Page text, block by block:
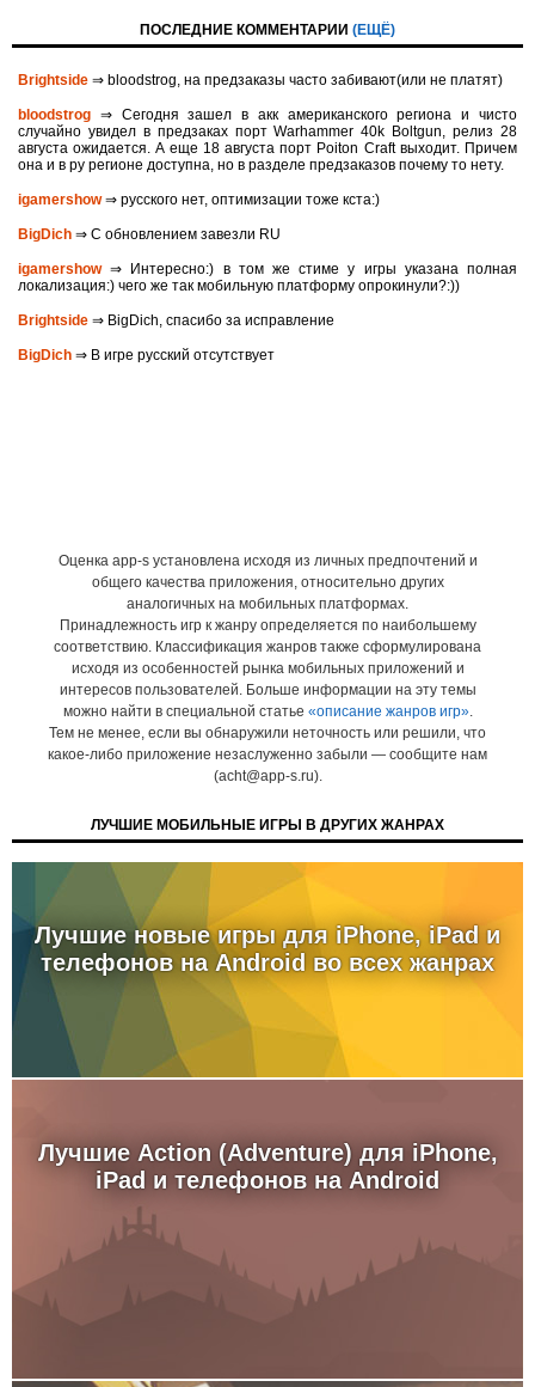
ПОСЛЕДНИЕ КОММЕНТАРИИ (ЕЩЁ)
Brightside ⇒ bloodstrog, на предзаказы часто забивают(или не платят)
bloodstrog ⇒ Сегодня зашел в акк американского региона и чисто
случайно увидел в предзаках порт Warhammer 40k Boltgun, релиз 28
августа ожидается. A eще 18 августа порт Poiton Сraft выходит. Причем
она и в ру регионе доступна, но в разделе предзаказов почему то нету.
igamershow⇒ русского нет, оптимизации тоже кста:)
BigDich ⇒ С обновлением завезли RU
igamershow⇒ Интересно:) в том же стиме у игры указана полная
локализация:) чего же так мобильную платформу опрокинули?:))
Brightside ⇒ BigDich, спасибо за исправление
BigDich ⇒ В игре русский отсутствует
Оценка app-s установлена исходя из личных предпочтений и
общего качества приложения, относительно других
аналогичных на мобильных платформах.
Принадлежность игр к жанру определяется по наибольшему
соответствию. Классификация жанров также сформулирована
исходя из особенностей рынка мобильных приложений и
интересов пользователей. Больше информации на эту темы
можно найти в специальной статье «описание жанров игр».
Тем не менее, если вы обнаружили неточность или решили, что
какое-либо приложение незаслуженно забыли — сообщите нам
(acht@app-s.ru).
ЛУЧШИЕ МОБИЛЬНЫЕ ИГРЫ В ДРУГИХ ЖАНРАХ
Лучшие новые игры для iPhone, iPad и
телефонов на Android во всех жанрах
Лучшие Action (Adventure) для iPhone,
iPad и телефонов на Android